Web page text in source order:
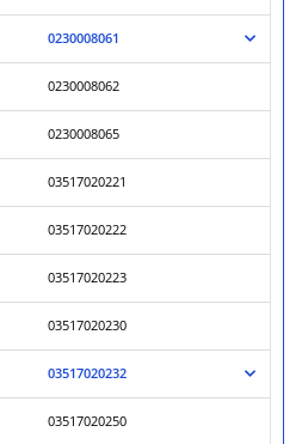
0230008061
0230008062
0230008065
03517020221
03517020222
03517020223
03517020230
03517020232
03517020250